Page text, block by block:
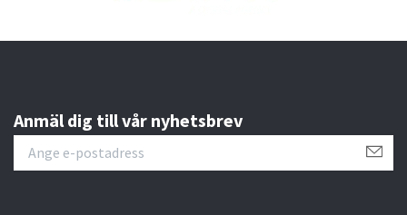
Anmäl dig till vår nyhetsbrev